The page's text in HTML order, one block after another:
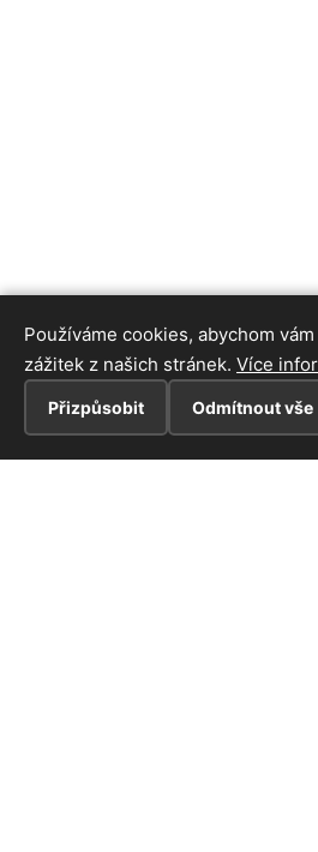
Používáme cookies, abychom
zážitek z našich stránek. Více
Přizpůsobit Odmítnout vše